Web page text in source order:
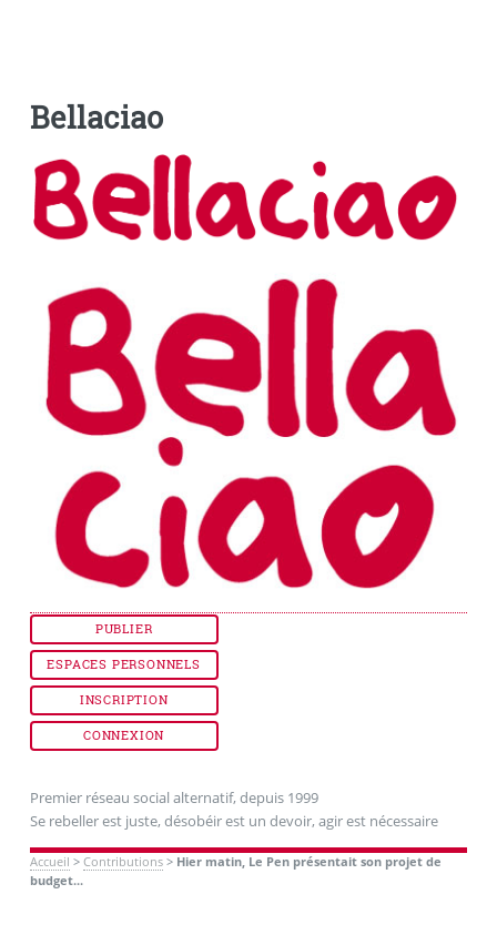
Bellaciao
PUBLIER
ESPACES PERSONNELS
INSCRIPTION
CONNEXION
Premier réseau social alternatif, depuis 1999
Se rebeller est juste, désobéir est un devoir, agir est nécessaire
Accueil > Contributions> Hier matin, Le Pen présentait son projet de
budget...